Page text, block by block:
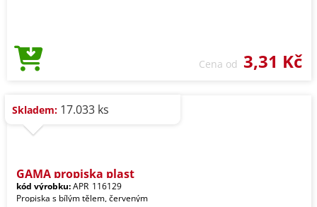
Cena od 3,31 Kč
Skladem: 17.033 ks
GAMA propiska plast
kód výrobku:APR_116129
Propiska s bílým tělem, červeným